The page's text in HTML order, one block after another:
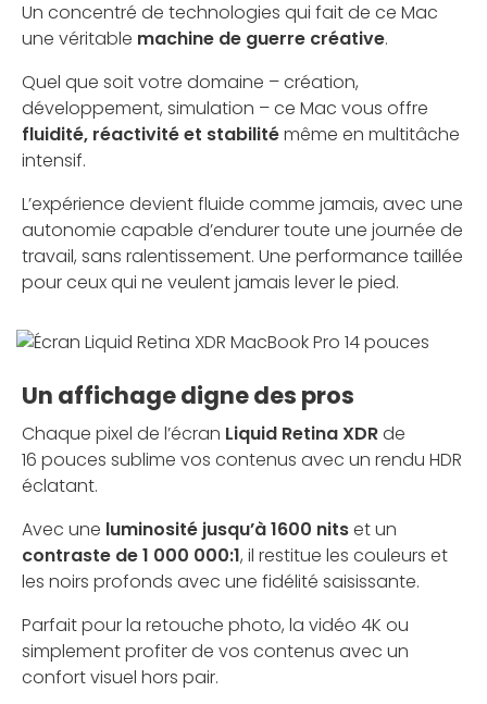
Un concentré de technologies qui fait de ce Mac
une véritable machine de guerre créative.
Quel que soit votre domaine – création,
développement, simulation – ce Mac vous offre
fluidité, réactivité et stabilitémême en multitâche
intensif.
L’expérience devient fluide comme jamais, avec une
autonomie capable d’endurer toute une journée de
travail, sans ralentissement. Une performance taillée
pour ceux qui ne veulent jamais lever le pied.
Un affichage digne des pros
Chaque pixel de l’écran Liquid Retina XDRde
16 pouces sublime vos contenus avec un rendu HDR
éclatant.
Avec une luminosité jusqu’à 1600 nitset un
contraste de 1 000 000:1, il restitue les couleurs et
les noirs profonds avec une fidélité saisissante.
Parfait pour la retouche photo, la vidéo 4K ou
simplement profiter de vos contenus avec un
confort visuel hors pair.